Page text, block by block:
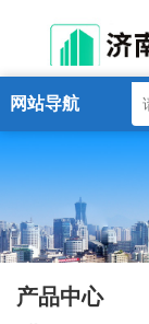
网站导航
产品中心